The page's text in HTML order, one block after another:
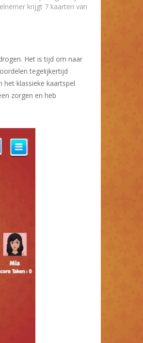
krijgt 7 kaarten van
Het is tijd om naar
tegelijkertijd
het klassieke kaartspel
zorgen en heb